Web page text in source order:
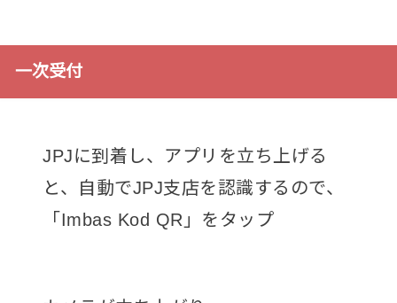
一次受付
JPJに到着し、アプリを立ち上げる
と、自動でJPJ支店を認識するので、
「Imbas Kod QR」をタップ